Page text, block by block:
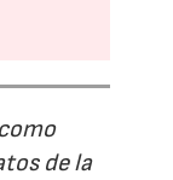
de la